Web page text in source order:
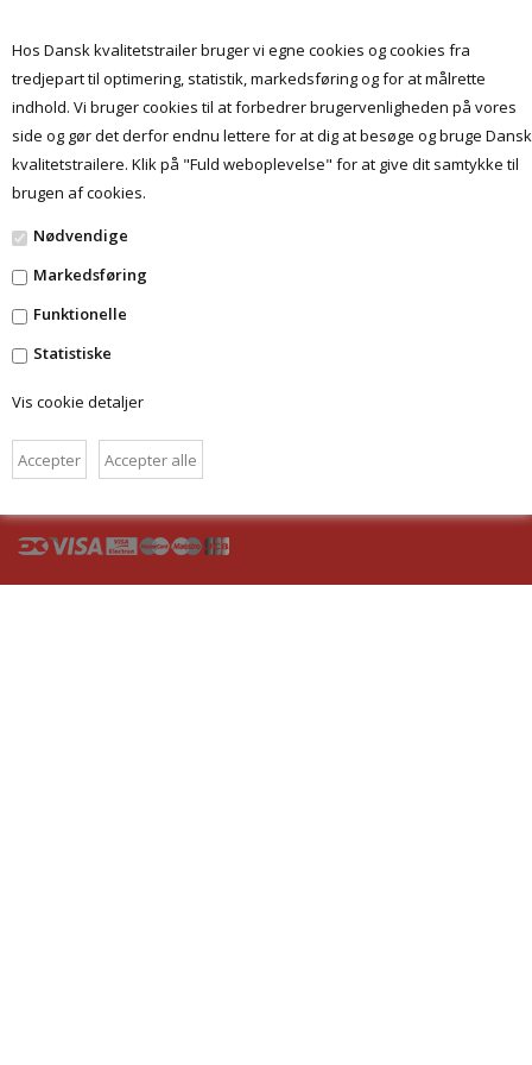
Hos Dansk kvalitetstrailer bruger vi egne cookies og cookies fra
tredjepart til optimering, statistik, markedsføring og for at målrette
indhold. Vi bruger cookies til at forbedrer brugervenligheden på vores
side og gør det derfor endnu lettere for at dig at besøge og bruge Dansk
kvalitetstrailere. Klik på "Fuld weboplevelse" for at give dit samtykke til
brugen af cookies.
Nødvendige
Markedsføring
Funktionelle
Statistiske
Vis cookie detaljer
Menu
Ingen varer fundet
BETINGELSER
DANSKKVALITETSTRAILER.DK
CVR: 32 34 29 30